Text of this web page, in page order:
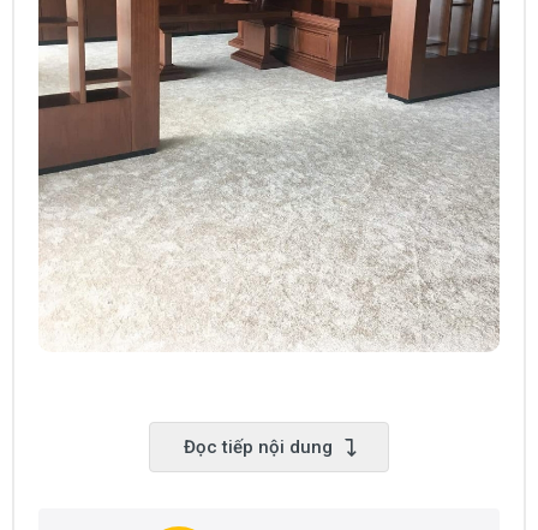
Đọc tiếp nội dung